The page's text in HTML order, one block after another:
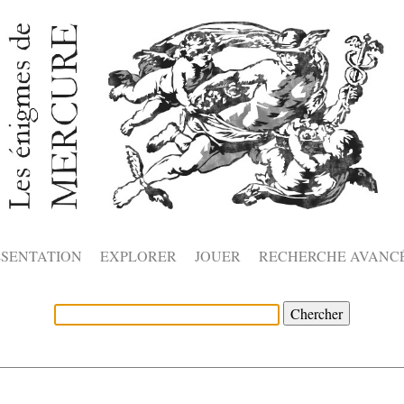
EXPLORER JOUER RECHERCHE